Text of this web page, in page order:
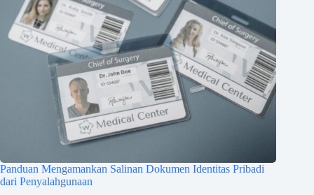
Panduan Mengamankan Salinan Dokumen Identitas Pribadi
dari Penyalahgunaan